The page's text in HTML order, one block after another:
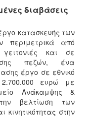
διαβάσεις
κατασκευής των
περιμετρικά από
και σε
πεζών, ένα
έργο σε εθνικό
ευρώ με
Ανάκαμψης &
βελτίωση των
στην